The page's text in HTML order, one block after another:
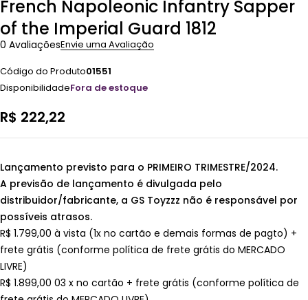
French Napoleonic Infantry Sapper
of the Imperial Guard 1812
0 AvaliaçõesEnvie uma Avaliação
Código do Produto01551
DisponibilidadeFora de estoque
R$ 222,22
Lançamento previsto para o PRIMEIRO TRIMESTRE/2024.
A previsão de lançamento é divulgada pelo
distribuidor/fabricante, a GS Toyzzz não é responsável por
possíveis atrasos.
R$ 1.799,00 à vista (1x no cartão e demais formas de pagto) +
frete grátis (conforme política de frete grátis do MERCADO
LIVRE)
R$ 1.899,00 03 x no cartão + frete grátis (conforme política de